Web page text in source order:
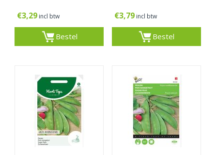
€3,29 incl btw
Bestel
€3,79 incl btw
Bestel